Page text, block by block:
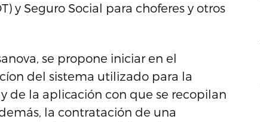
y Seguro Social para choferes y otros
se propone iniciar en el
del sistema utilizado para la
de la aplicación con que se recopilan
la contratación de una